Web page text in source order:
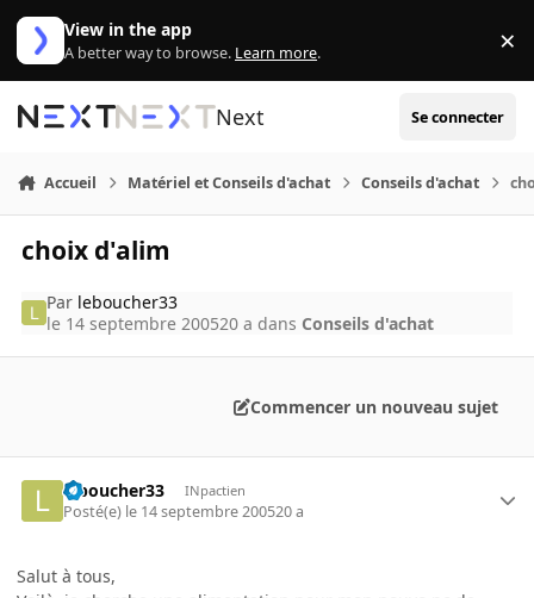
Aller au contenu
View in the app
A better way to browse. Learn more. ×
Next Se connecter
Accueil Matériel et Conseils d'achat Conseils d'achat
choix d'alim
Par leboucher33
le 14 septembre 200520 a dans Conseils d'achat
Commencer un nouveau sujet
leboucher33 INpactien
Posté(e) le 14 septembre 200520 a
Salut à tous,